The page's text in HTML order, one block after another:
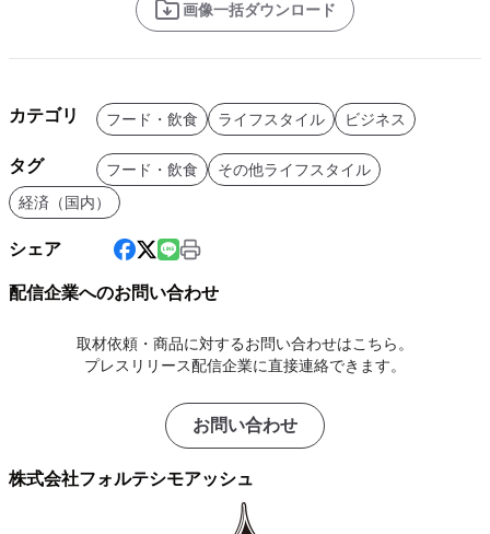
画像一括ダウンロード
カテゴリ フード・飲食 ライフスタイル ビジネス
タグ フード・飲食
その他ライフスタイル
経済（国内）
シェア
配信企業へのお問い合わせ
取材依頼・商品に対するお問い合わせはこちら。
プレスリリース配信企業に直接連絡できます。
お問い合わせ
株式会社フォルテシモアッシュ